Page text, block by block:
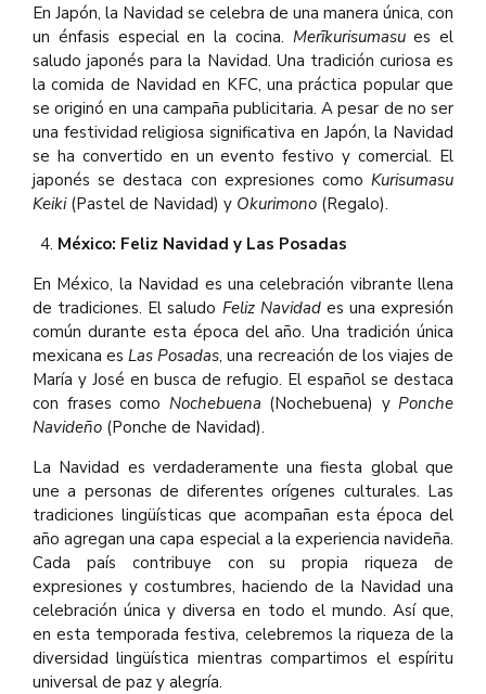
En Japón, la Navidad se celebra de una manera única, con
un énfasis especial en la cocina. Merīkurisumasues el
saludo japonés para la Navidad. Una tradición curiosa es
la comida de Navidad en KFC, una práctica popular que
se originó en una campaña publicitaria. A pesar de no ser
una festividad religiosa significativa en Japón, la Navidad
se ha convertido en un evento festivo y comercial. El
japonés se destaca con expresiones como Kurisumasu
Keiki(Pastel de Navidad) y Okurimono (Regalo).
México: Feliz Navidad y Las Posadas
En México, la Navidad es una celebración vibrante llena
de tradiciones. El saludo Feliz Navidades una expresión
común durante esta época del año. Una tradición única
mexicana esLas Posadas, una recreación de los viajes de
María y José en busca de refugio. El español se destaca
con frases como Nochebuena (Nochebuena) y Ponche
Navideño (Ponche de Navidad).
La Navidad es verdaderamente una fiesta global que
une a personas de diferentes orígenes culturales. Las
tradiciones lingüísticas que acompañan esta época del
año agregan una capa especial a la experiencia navideña.
Cada país contribuye con su propia riqueza de
expresiones y costumbres, haciendo de la Navidad una
celebración única y diversa en todo el mundo. Así que,
en esta temporada festiva, celebremos la riqueza de la
diversidad lingüística mientras compartimos el espíritu
universal de paz y alegría.